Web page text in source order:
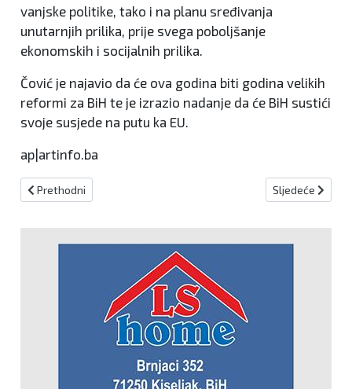
vanjske politike, tako i na planu sređivanja
unutarnjih prilika, prije svega poboljšanje
ekonomskih i socijalnih prilika.
Čović je najavio da će ova godina biti godina velikih
reformi za BiH te je izrazio nadanje da će BiH sustići
svoje susjede na putu ka EU.
ap|artinfo.ba
Prethodni članak: Stižu čestitke zbog podnošenja zahtjeva za
Prethodni Sljedeći članak:
Sljedeće